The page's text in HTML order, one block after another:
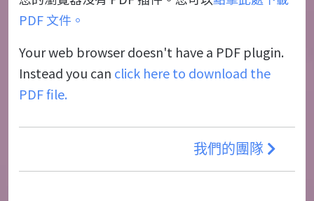
PDF 文件。
Your web browser doesn't have a PDF plugin.
Instead you can click here to download the
PDF file.
我們的團隊